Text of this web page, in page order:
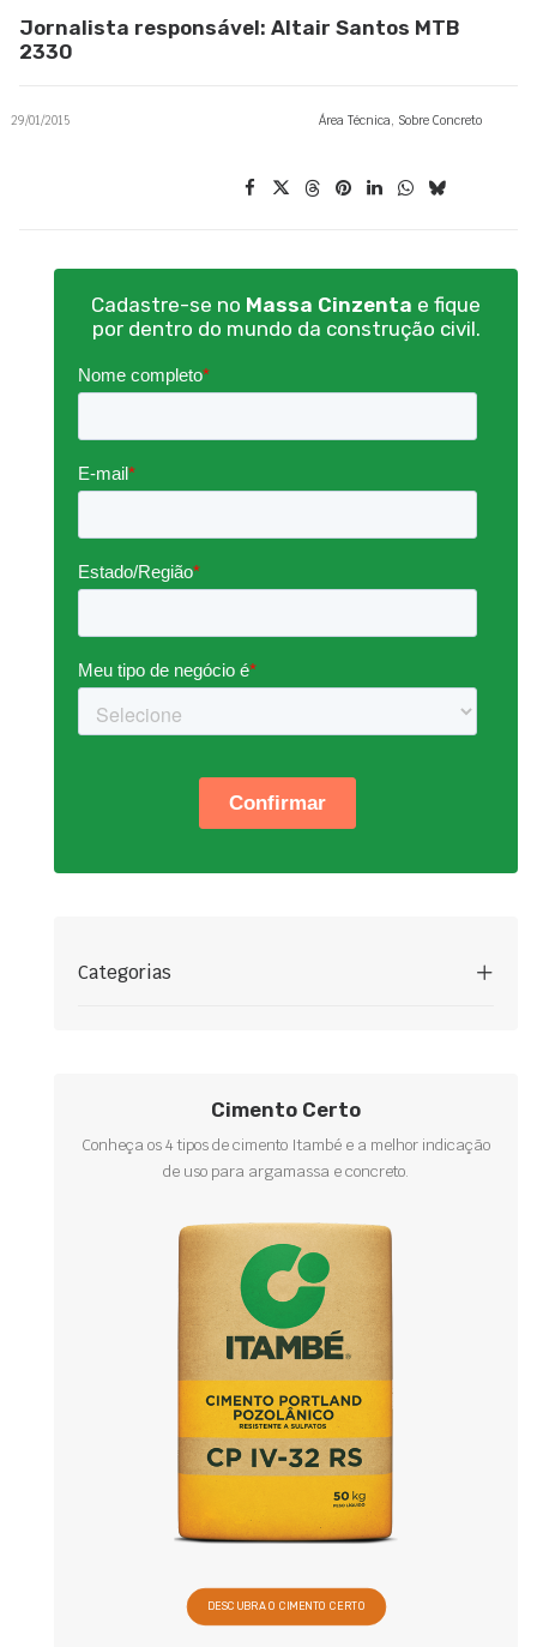
Jornalista responsável: Altair Santos MTB
2330
29/01/2015 Área Técnica, Sobre Concreto
Cadastre-se no Massa Cinzenta e fique
por dentro do mundo da construção civil.
Categorias
Cimento Certo
Conheça os 4 tipos de cimento Itambé e a melhor indicação
de uso para argamassa e concreto.
DESCUBRA O CIMENTO CERTO